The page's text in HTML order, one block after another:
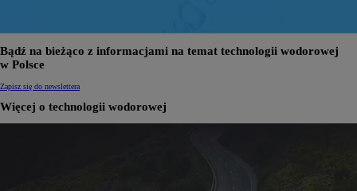
Bądź na bieżąco z informacjami na temat technologii wodorowej
w Polsce
Zapisz się do newslettera
Więcej o technologii wodorowej